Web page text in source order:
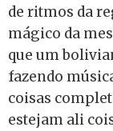
de ritmos da
mágico da
que um
fazendo
coisas
estejam ali